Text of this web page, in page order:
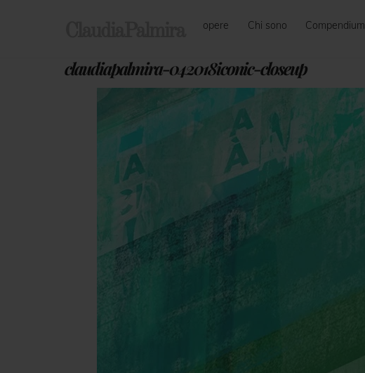
opere Chi sono Compendium
claudiapalmira-042018iconic-closeup